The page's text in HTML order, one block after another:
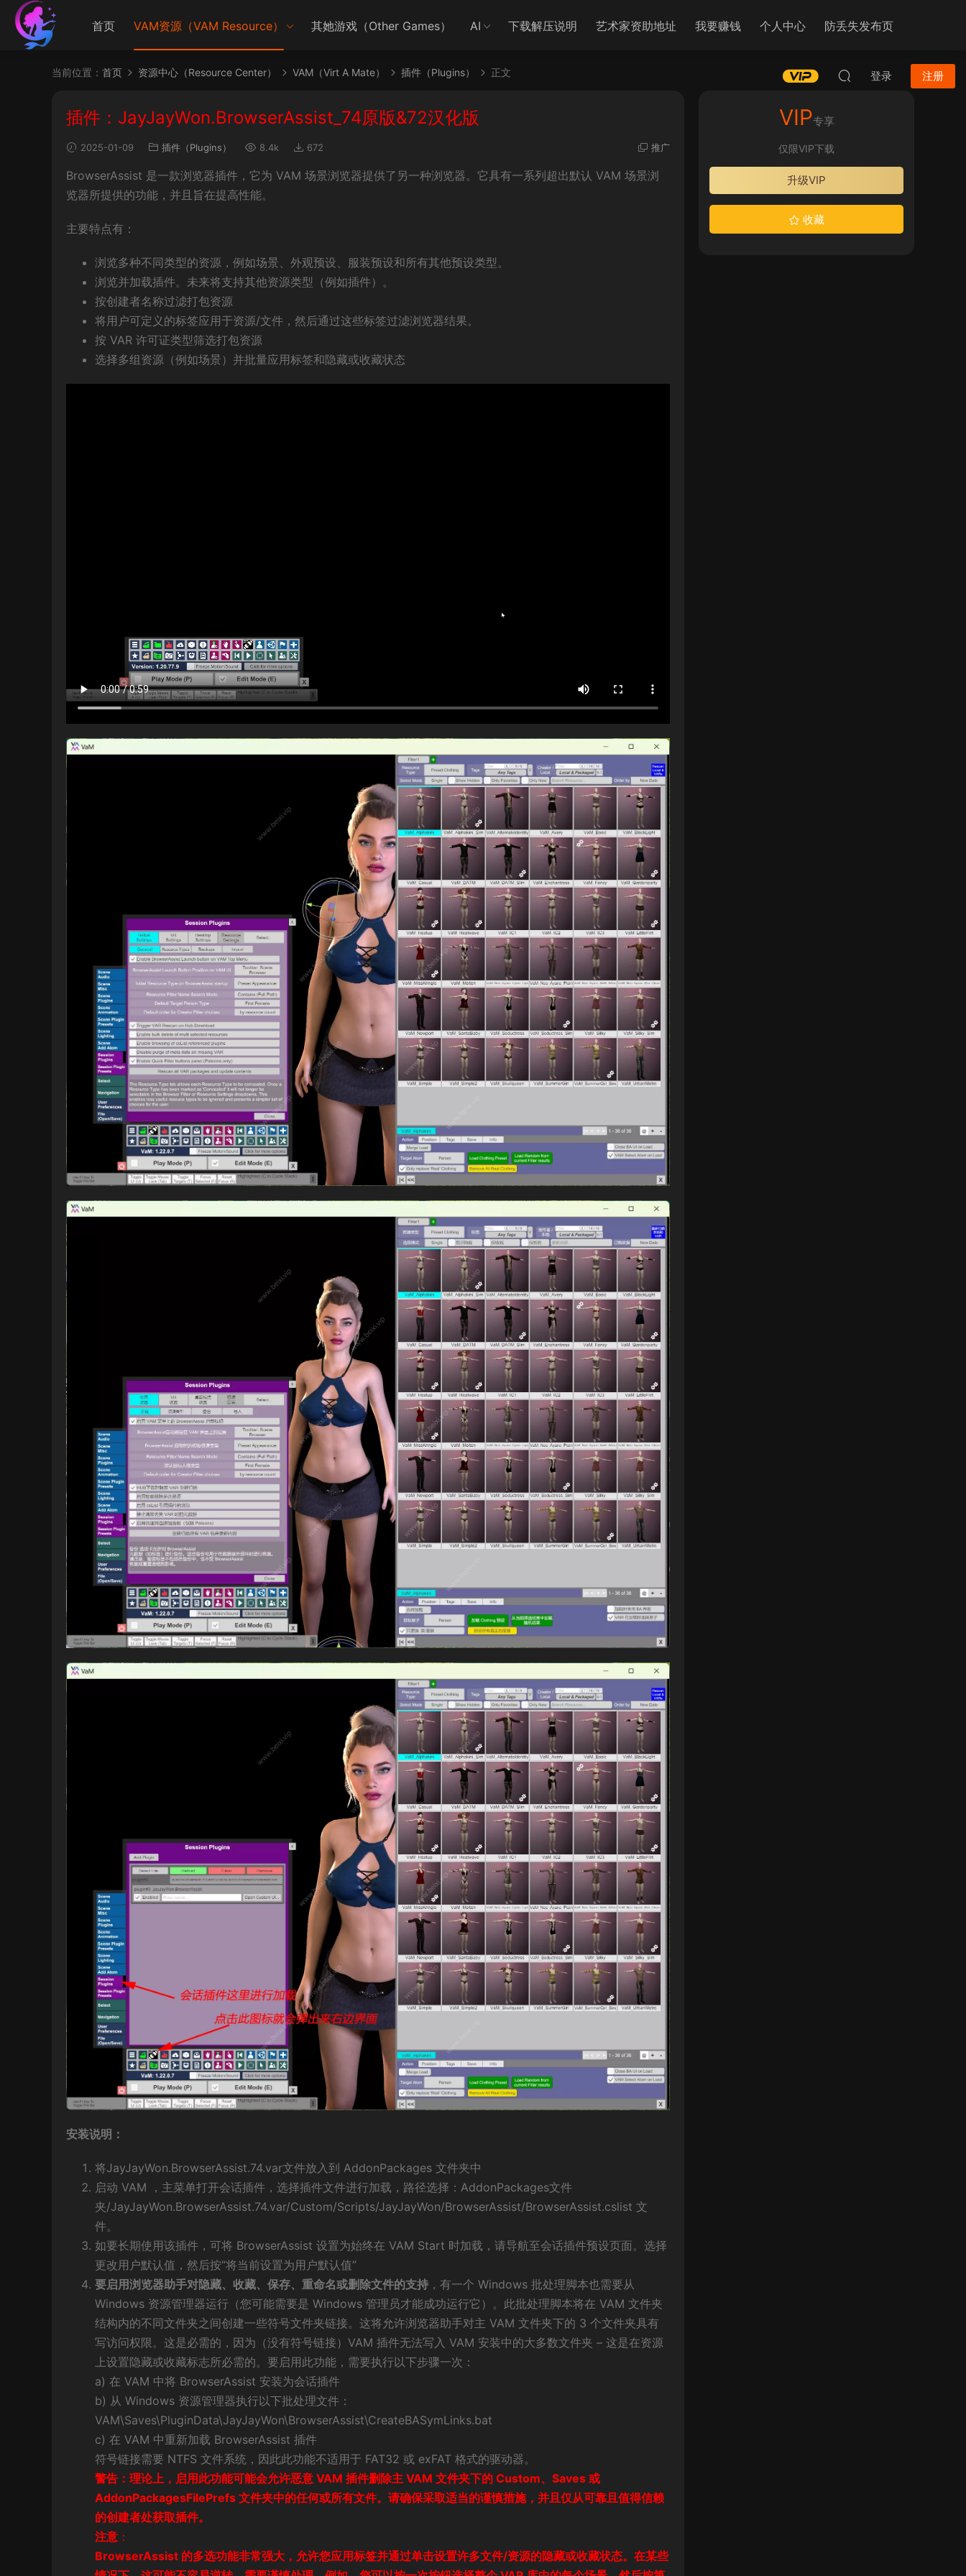
首页 VAM资源（VAM Resource） 其她游戏（Other Games） AI 下载解压说明 艺术家资助地址 我要赚钱 个人中心 防丢失发布页
登录 注册
当前位置： 首页 资源中心（Resource Center） VAM（Virt A Mate） 插件（Plugins） 正文
插件：JayJayWon.BrowserAssist_74原版&72汉化版
2025-01-09 插件（Plugins） 8.4k 672 推广
BrowserAssist 是一款浏览器插件，它为 VAM 场景浏览器提供了另一种浏览器。它具有一系列超出默认 VAM 场景浏
览器所提供的功能，并且旨在提高性能。
主要特点有：
浏览多种不同类型的资源，例如场景、外观预设、服装预设和所有其他预设类型。
浏览并加载插件。未来将支持其他资源类型（例如插件）。
按创建者名称过滤打包资源
将用户可定义的标签应用于资源/文件，然后通过这些标签过滤浏览器结果。
按 VAR 许可证类型筛选打包资源
选择多组资源（例如场景）并批量应用标签和隐藏或收藏状态
安装说明：
将JayJayWon.BrowserAssist.74.var文件放入到 AddonPackages 文件夹中
启动 VAM ，主菜单打开会话插件，选择插件文件进行加载，路径选择：AddonPackages文件
夹/JayJayWon.BrowserAssist.74.var/Custom/Scripts/JayJayWon/BrowserAssist/BrowserAssist.cslist 文
件。
如要长期使用该插件，可将 BrowserAssist 设置为始终在 VAM Start 时加载，请导航至会话插件预设页面。选择
更改用户默认值，然后按“将当前设置为用户默认值”
要启用浏览器助手对隐藏、收藏、保存、重命名或删除文件的支持 ，有一个 Windows 批处理脚本也需要从
Windows 资源管理器运行（您可能需要是 Windows 管理员才能成功运行它）。此批处理脚本将在 VAM 文件夹
结构内的不同文件夹之间创建一些符号文件夹链接。这将允许浏览器助手对主 VAM 文件夹下的 3 个文件夹具有
写访问权限。这是必需的，因为（没有符号链接）VAM 插件无法写入 VAM 安装中的大多数文件夹 – 这是在资源
上设置隐藏或收藏标志所必需的。要启用此功能，需要执行以下步骤一次：
a) 在 VAM 中将 BrowserAssist 安装为会话插件
b) 从 Windows 资源管理器执行以下批处理文件：
VAM\Saves\PluginData\JayJayWon\BrowserAssist\CreateBASymLinks.bat
c) 在 VAM 中重新加载 BrowserAssist 插件
符号链接需要 NTFS 文件系统，因此此功能不适用于 FAT32 或 exFAT 格式的驱动器。
警告：理论上，启用此功能可能会允许恶意 VAM 插件删除主 VAM 文件夹下的 Custom、Saves 或
AddonPackagesFilePrefs 文件夹中的任何或所有文件。请确保采取适当的谨慎措施，并且仅从可靠且值得信赖
的创建者处获取插件。
注意 ：
BrowserAssist 的多选功能非常强大，允许您应用标签并通过单击设置许多文件/资源​​的隐藏或收藏状态。在某些
VIP专享
仅限VIP下载
升级VIP
收藏